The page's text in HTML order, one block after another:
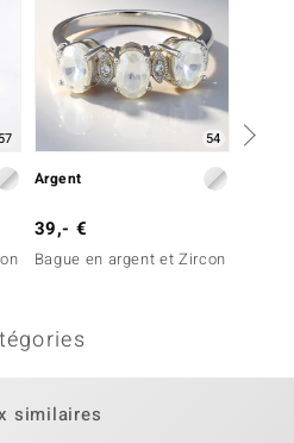
54
Argent
39,- €
Bague en argent et Zircon
similaires